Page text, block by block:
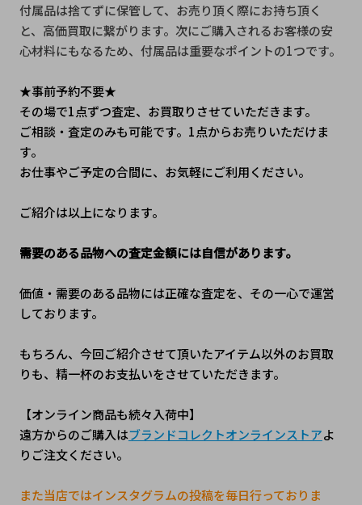
付属品は捨てずに保管して、お売り頂く際にお持ち頂く
と、高価買取に繋がります。次にご購入されるお客様の安
心材料にもなるため、付属品は重要なポイントの1つです。
★事前予約不要★
その場で1点ずつ査定、お買取りさせていただきます。
ご相談・査定のみも可能です。1点からお売りいただけま
す。
お仕事やご予定の合間に、お気軽にご利用ください。
ご紹介は以上になります。
需要のある品物への査定金額には自信があります。
価値・需要のある品物には正確な査定を、その一心で運営
しております。
もちろん、今回ご紹介させて頂いたアイテム以外のお買取
りも、精一杯のお支払いをさせていただきます。
【オンライン商品も続々入荷中】
遠方からのご購入はブランドコレクトオンラインストアよ
りご注文ください。
また当店ではインスタグラムの投稿を毎日行っておりま